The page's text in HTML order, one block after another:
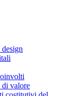
di valore